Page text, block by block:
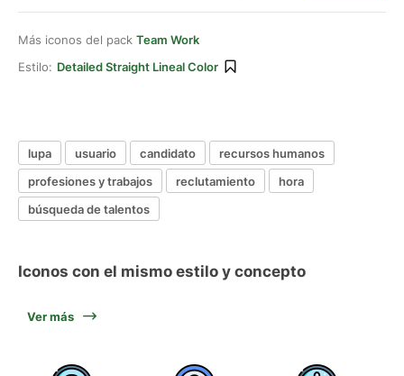
Más iconos del pack Team Work
Estilo: Detailed Straight Lineal Color
lupa usuario candidato
recursos humanos
profesiones y trabajos
reclutamiento
hora
búsqueda de talentos
Iconos con el mismo estilo y concepto
Ver más